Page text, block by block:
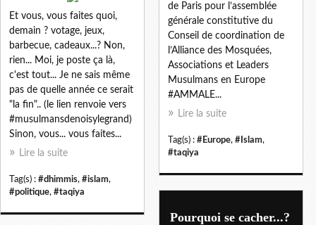
de Paris pour l’assemblée
générale constitutive du
Conseil de coordination de
l’Alliance des Mosquées,
Associations et Leaders
Musulmans en Europe
#AMMALE...
Lire la suite
Tag(s) : #Europe, #Islam,
#taqiya
Et vous, vous faites quoi,
demain ? votage, jeux,
barbecue, cadeaux...? Non,
rien... Moi, je poste ça là,
c'est tout... Je ne sais même
pas de quelle année ce serait
"la fin".. (le lien renvoie vers
#musulmansdenoisylegrand)
Sinon, vous... vous faites...
Lire la suite
Tag(s) : #dhimmis, #islam,
#politique, #taqiya
Pourquoi se cacher...?